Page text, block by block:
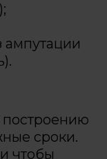
ампутации
сроки.
чтобы